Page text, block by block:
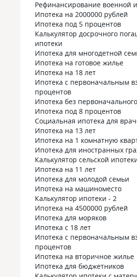
Рефинансирование военной
Ипотека на 2000000 рублей
Ипотека под 5 процентов
Калькулятор досрочного
ипотеки
Ипотека для многодетной
Ипотека на готовое жилье
Ипотека на 18 лет
Ипотека с первоначальным
процентов
Ипотека без
Ипотека под 8 процентов
Социальная ипотека для
Ипотека на 13 лет
Ипотека на 1 комнатную
Ипотека для иностранных
Калькулятор сельской
Ипотека на 11 лет
Ипотека для молодой семьи
Ипотека на машиноместо
Калькулятор ипотеки - 2
Ипотека на 4500000 рублей
Ипотека для моряков
Ипотека с 18 лет
Ипотека с первоначальным
процентов
Ипотека на вторичное жилье
Ипотека для бюджетников